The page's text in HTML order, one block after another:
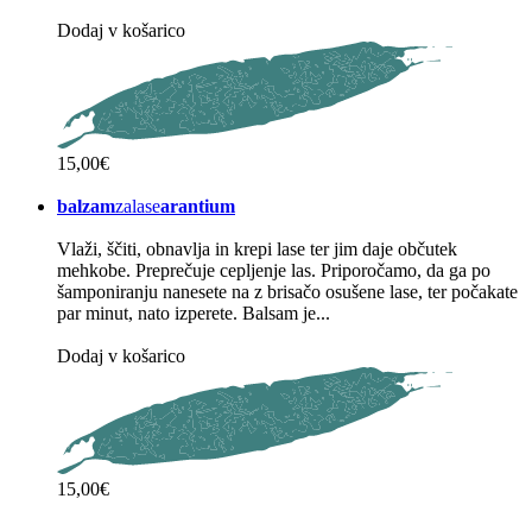
Dodaj v košarico
15,00€
balzamzalasearantium
Vlaži, ščiti, obnavlja in krepi lase ter jim daje občutek
mehkobe. Preprečuje cepljenje las. Priporočamo, da ga po
šamponiranju nanesete na z brisačo osušene lase, ter počakate
par minut, nato izperete. Balsam je...
Dodaj v košarico
15,00€